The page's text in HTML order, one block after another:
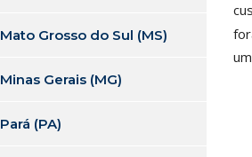
Mato Grosso do Sul (MS)
Minas Gerais (MG)
Pará (PA)